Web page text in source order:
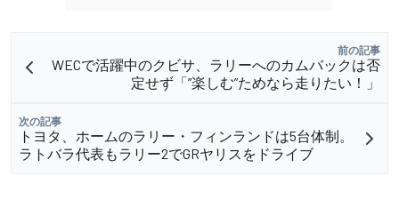
前の記事
WECで活躍中のクビサ、ラリーへのカムバックは否
定せず「”楽しむ”ためなら走りたい！」
次の記事
トヨタ、ホームのラリー・フィンランドは5台体制。
ラトバラ代表もラリー2でGRヤリスをドライブ